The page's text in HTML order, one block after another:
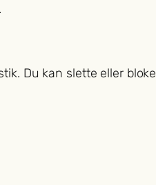
Du kan slette eller